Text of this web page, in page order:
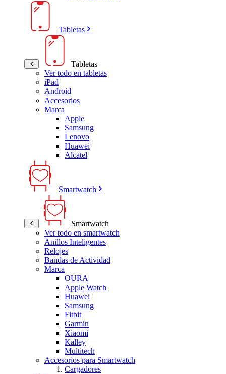
Tabletas
Tabletas
Ver todo en tabletas
iPad
Android
Accesorios
Marca
Apple
Samsung
Lenovo
Huawei
Alcatel
Smartwatch
Smartwatch
Ver todo en smartwatch
Anillos Inteligentes
Relojes
Bandas de Actividad
Marca
OURA
Apple Watch
Huawei
Samsung
Fitbit
Garmin
Xiaomi
Kalley
Multitech
Accesorios para Smartwatch
Cargadores